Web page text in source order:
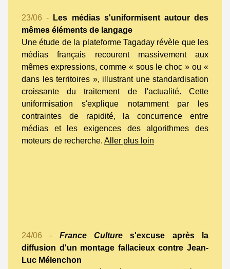
23/06 -
Les médias s'uniformisent autour des
mêmes éléments de langage
Une étude de la plateforme Tagaday révèle que les
médias français recourent massivement aux
mêmes expressions, comme « sous le choc » ou «
dans les territoires », illustrant une standardisation
croissante du traitement de l'actualité. Cette
uniformisation s'explique notamment par les
contraintes de rapidité, la concurrence entre
médias et les exigences des algorithmes des
moteurs de recherche. Aller plus loin
24/06 - France Culture s'excuse après la
diffusion d'un montage fallacieux contre Jean-
Luc Mélenchon